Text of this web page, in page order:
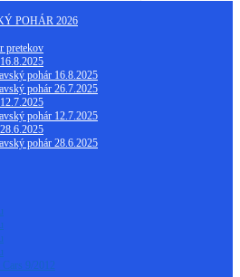
POHÁR 2026
pretekov
pohár 16.8.2025
pohár 26.7.2025
pohár 12.7.2025
pohár 28.6.2025
9/2012